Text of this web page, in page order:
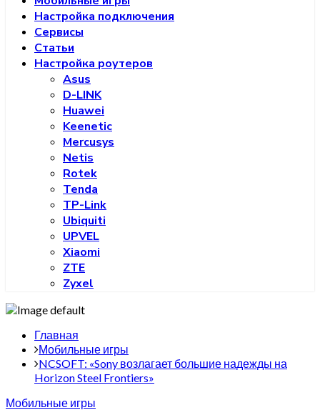
Настройка подключения
Сервисы
Статьи
Настройка роутеров
Asus
D-LINK
Huawei
Keenetic
Mercusys
Netis
Rotek
Tenda
TP-Link
Ubiquiti
UPVEL
Xiaomi
ZTE
Zyxel
Главная
Мобильные игры
NCSOFT: «Sony возлагает большие надежды на
Horizon Steel Frontiers»
Мобильные игры